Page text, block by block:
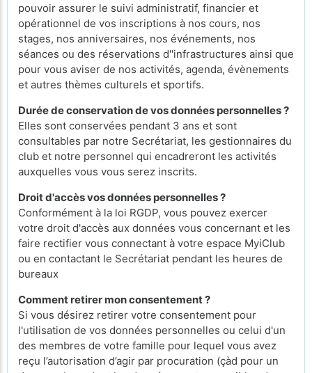
pouvoir assurer le suivi administratif, financier et
opérationnel de vos inscriptions à nos cours, nos
stages, nos anniversaires, nos événements, nos
séances ou des réservations d''infrastructures ainsi que
pour vous aviser de nos activités, agenda, évènements
et autres thèmes culturels et sportifs.
Durée de conservation de vos données personnelles ?
Elles sont conservées pendant 3 ans et sont
consultables par notre Secrétariat, les gestionnaires du
club et notre personnel qui encadreront les activités
auxquelles vous vous serez inscrits.
Droit d'accès vos données personnelles ?
Conformément à la loi RGDP, vous pouvez exercer
votre droit d'accès aux données vous concernant et les
faire rectifier vous connectant à votre espace MyiClub
ou en contactant le Secrétariat pendant les heures de
bureaux
Comment retirer mon consentement ?
Si vous désirez retirer votre consentement pour
l'utilisation de vos données personnelles ou celui d'un
des membres de votre famille pour lequel vous avez
reçu l’autorisation d’agir par procuration (çàd pour un